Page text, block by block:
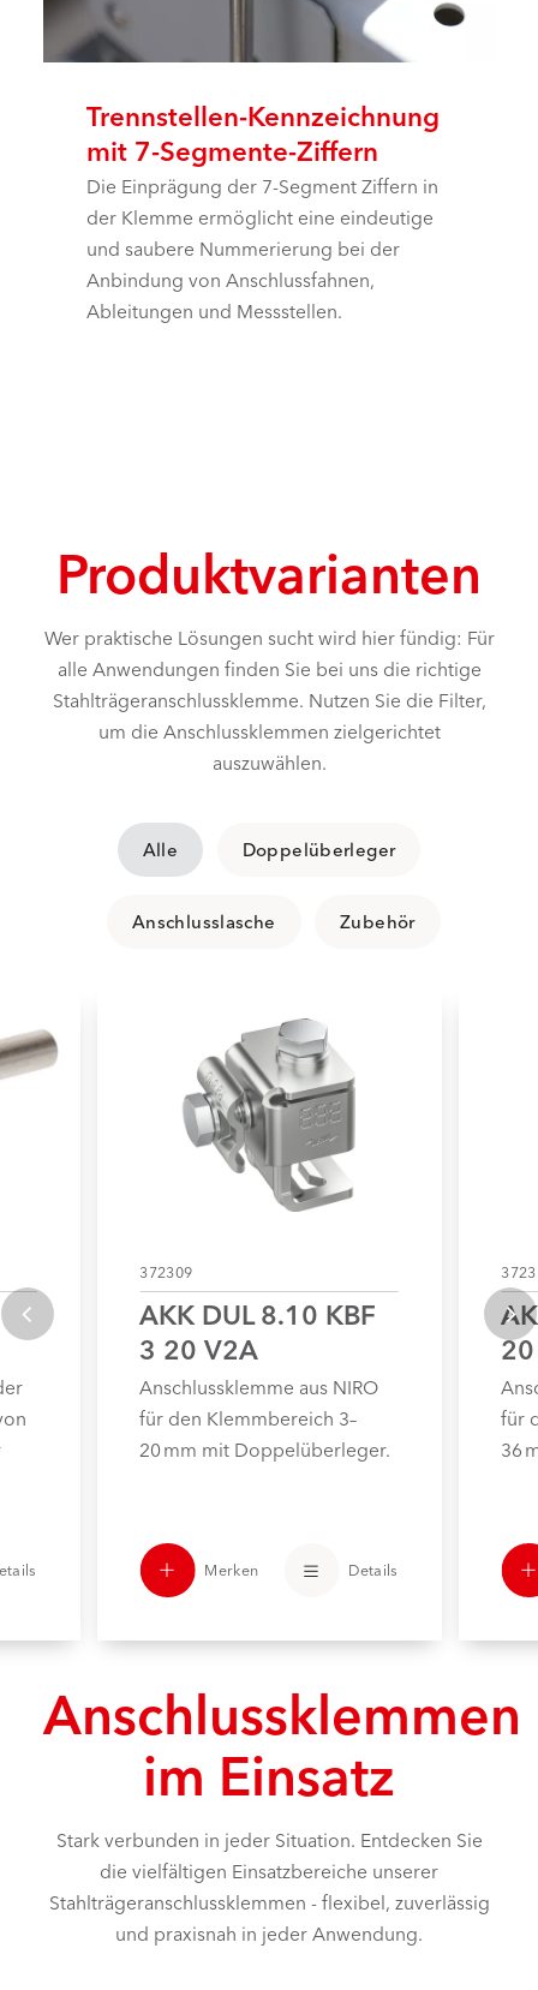
Trennstellen-Kennzeichnung
mit 7-Segmente-Ziffern
Die Einprägung der 7-Segment Ziffern in
der Klemme ermöglicht eine eindeutige
und saubere Nummerierung bei der
Anbindung von Anschlussfahnen,
Ableitungen und Messstellen.
Produktvarianten
Wer praktische Lösungen sucht wird hier fündig: Für
alle Anwendungen finden Sie bei uns die richtige
Stahlträgeranschlussklemme. Nutzen Sie die Filter,
um die Anschlussklemmen zielgerichtet
auszuwählen.
Alle Doppelüberleger
Anschlusslasche Zubehör
372309
AKK DUL 8.10 KBF
3 20 V2A
Anschlussklemme aus NIRO
für den Klemmbereich 3–
20 mm mit Doppelüberleger.
Merken Details
für
36
Anschlussklemmen
im Einsatz
Stark verbunden in jeder Situation. Entdecken Sie
die vielfältigen Einsatzbereiche unserer
Stahlträgeranschlussklemmen - flexibel, zuverlässig
und praxisnah in jeder Anwendung.